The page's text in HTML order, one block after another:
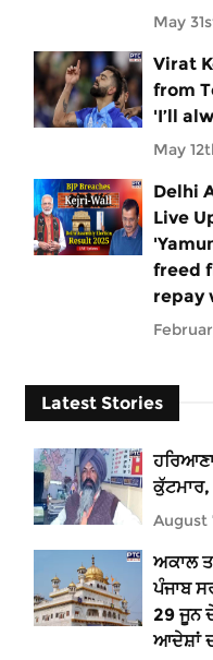
May
Virat
from
'I’ll
May
Delhi
Live
freed
repay
Latest Stories
August
ਅਕਾਲ
ਪੰਜਾਬ
29 ਜੂਨ
ਆਦੇਸ਼ਾਂ